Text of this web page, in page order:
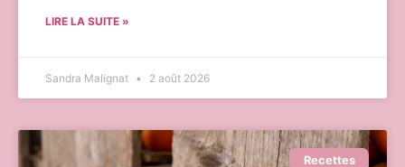
LIRE LA SUITE »
Sandra Malignat 2 août 2026
Recettes